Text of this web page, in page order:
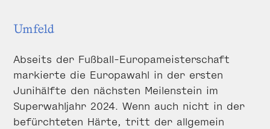
Umfeld
Abseits der Fußball-Europameisterschaft
markierte die Europawahl in der ersten
Junihälfte den nächsten Meilenstein im
Superwahljahr 2024. Wenn auch nicht in der
befürchteten Härte, tritt der allgemein